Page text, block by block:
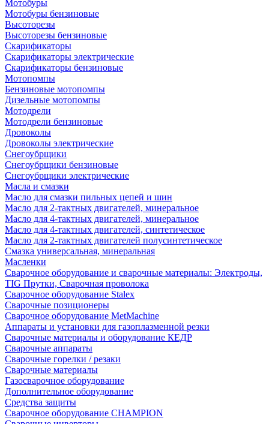
Мотобуры
Мотобуры бензиновые
Высоторезы
Высоторезы бензиновые
Скарификаторы
Скарификаторы электрические
Скарификаторы бензиновые
Мотопомпы
Бензиновые мотопомпы
Дизельные мотопомпы
Мотодрели
Мотодрели бензиновые
Дровоколы
Дровоколы электрические
Снегоубрщики
Снегоубрщики бензиновые
Снегоубрщики электрические
Масла и смазки
Масло для смазки пильных цепей и шин
Масло для 2-тактных двигателей, минеральное
Масло для 4-тактных двигателей, минеральное
Масло для 4-тактных двигателей, синтетическое
Масло для 2-тактных двигателей полусинтетическое
Смазка универсальная, минеральная
Масленки
Сварочное оборудование и сварочные материалы: Электроды,
TIG Прутки, Сварочная проволока
Сварочное оборудование Stalex
Сварочные позиционеры
Сварочное оборудование MetMachine
Аппараты и установки для газоплазменной резки
Сварочные материалы и оборудование КЕДР
Сварочные аппараты
Сварочные горелки / резаки
Сварочные материалы
Газосварочное оборудование
Дополнительное оборудование
Средства защиты
Сварочное оборудование CHAMPION